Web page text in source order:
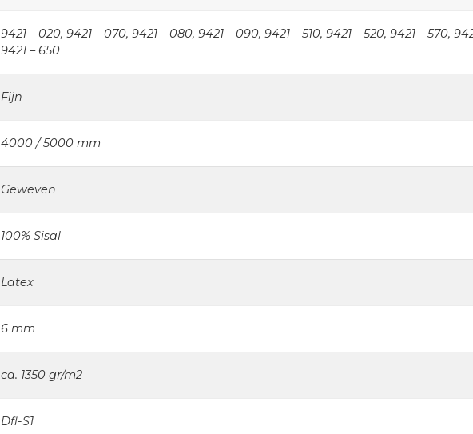
9421 – 020, 9421 – 070, 9421 – 080, 9421 – 090, 9421 – 510, 9421 – 520, 9421 – 570,
9421 – 650
Fijn
4000 / 5000 mm
Geweven
100% Sisal
Latex
6 mm
ca. 1350 gr/m2
Dfl-S1